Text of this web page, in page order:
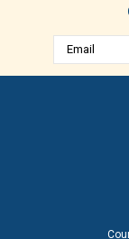
Adresse
e-